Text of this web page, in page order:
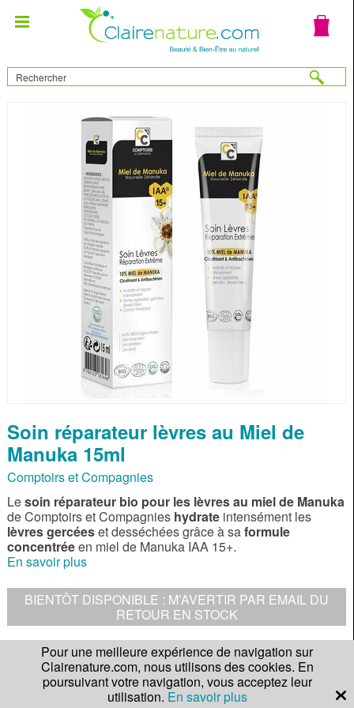
Soin réparateur lèvres au Miel de
Manuka 15ml
Comptoirs et Compagnies
Lesoin réparateur bio pour les lèvres au miel de Manuka
de Comptoirs et Compagnies hydrateintensément les
lèvres gercéeset desséchées grâce à saformule
concentréeen miel de Manuka IAA 15+.
En savoir plus
BIENTÔT DISPONIBLE : M’AVERTIR PAR EMAIL DU
RETOUR EN STOCK
DESCRIPTION
COMPOSITION
Pour une meilleure expérience de navigation sur
Clairenature.com, nous utilisons des cookies. En
poursuivant votre navigation, vous acceptez leur
utilisation. En savoir plus